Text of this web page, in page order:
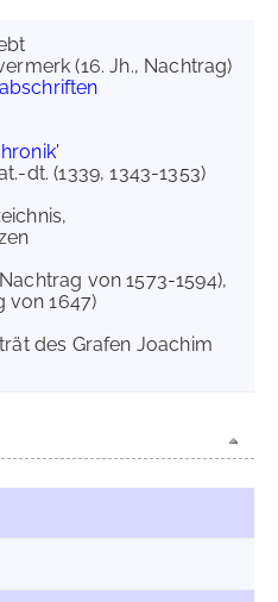
(16. Jh., Nachtrag)
dt. (1339, 1343-1353)
von 1573-1594),
von 1647)
des Grafen Joachim